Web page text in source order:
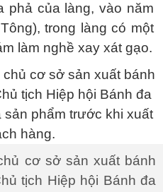
phả của làng, vào năm
trong làng có một
làm nghề xay xát gạo.
cơ sở sản xuất bánh
tịch Hiệp hội Bánh đa